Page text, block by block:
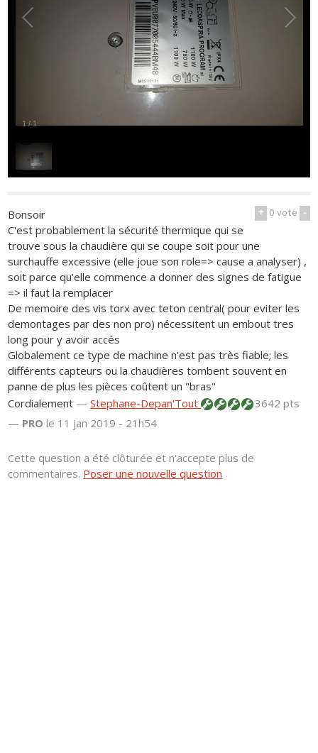
1 / 1
+ 0vote -
Bonsoir
C'est probablement la sécurité thermique qui se
trouve sous la chaudière qui se coupe soit pour une
surchauffe excessive (elle joue son role=> cause a analyser) ,
soit parce qu'elle commence a donner des signes de fatigue
=> il faut la remplacer
De memoire des vis torx avec teton central( pour eviter les
demontages par des non pro) nécessitent un embout tres
long pour y avoir accés
Globalement ce type de machine n'est pas très fiable; les
différents capteurs ou la chaudières tombent souvent en
panne de plus les pièces coûtent un "bras"
Cordialement —Stephane-Depan'Tout
3642 pts
— PRO le 11 jan 2019 - 21h54
Cette question a été clôturée et n'accepte plus de
commentaires. Poser une nouvelle question